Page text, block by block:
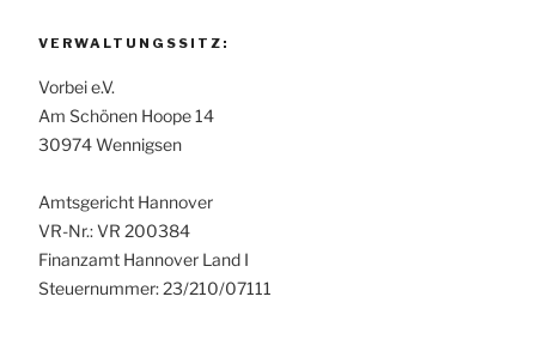
VERWALTUNGSSITZ:
Vorbei e.V.
Am Schönen Hoope 14
30974 Wennigsen
Amtsgericht Hannover
VR-Nr.: VR 200384
Finanzamt Hannover Land I
Steuernummer: 23/210/07111